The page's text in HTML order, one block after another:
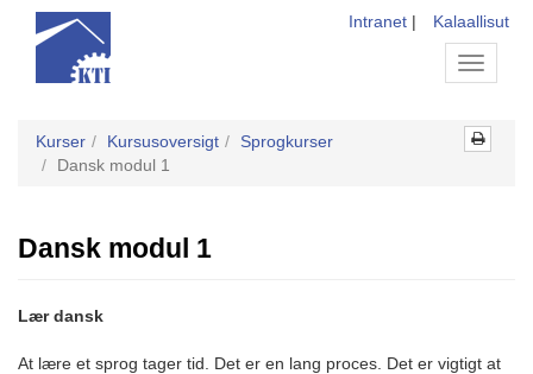
Toggle
Intranet | Kalaallisut
Kurser Kursusoversigt
Sprogkurser
Dansk modul 1
Dansk modul 1
Lær dansk
At lære et sprog tager tid. Det er en lang proces. Det er vigtigt at